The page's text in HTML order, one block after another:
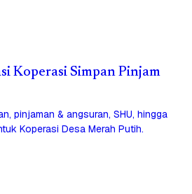
Koperasi Simpan Pinjam
pinjaman & angsuran, SHU, hingga
Koperasi Desa Merah Putih.